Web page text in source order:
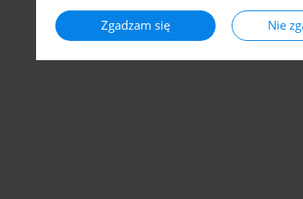
Zgadzam się Nie